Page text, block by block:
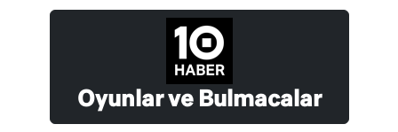
Oyunlar ve Bulmacalar